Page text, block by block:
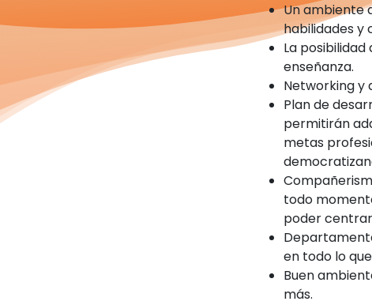
Un ambiente
habilidades y
La
enseñanza.
Networking y
Plan de
permitirán
metas
todo
poder
en todo lo
Buen
más.